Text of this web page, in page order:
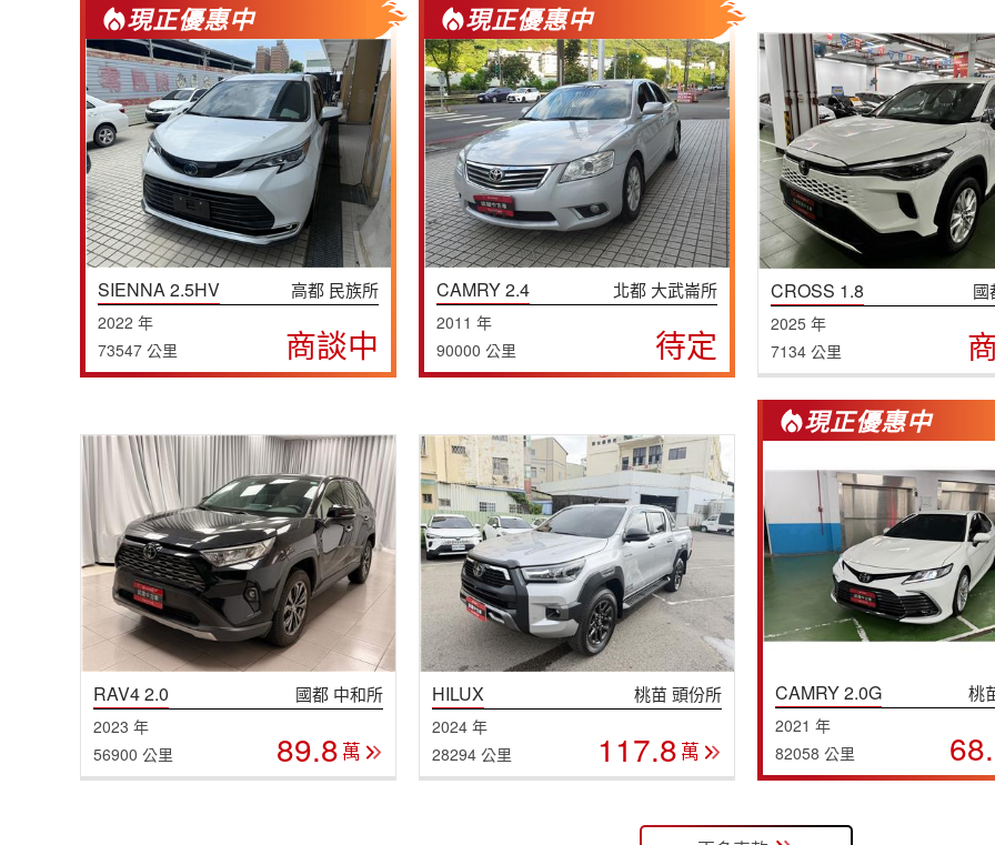
現正優惠中
SIENNA 2.5HV 高都 民族所
2022 年
73547 公里
商談中
現正優惠中
CAMRY 2.4 北都 大武崙所
2011 年
90000 公里
待定
CROSS 1.8 國
2025 年
7134 公里
RAV4 2.0 國都 中和所
2023 年
56900 公里
89.8 萬
HILUX 桃苗 頭份所
2024 年
28294 公里
117.8 萬
現正優惠中
CAMRY 2.0G 桃
2021 年
82058 公里